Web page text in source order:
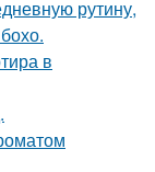
рутину,
в